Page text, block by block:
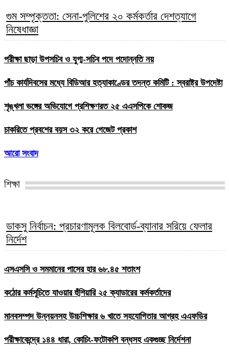
গুম সম্পৃক্ততা: সেনা-পুলিশের ২০ কর্মকর্তার দেশত্যাগে
নিষেধাজ্ঞা
পরীক্ষা ছাড়া উপসচিব ও যুগ্ম-সচিব পদে পদোন্নতি নয়
পাঁচ কার্যদিবসের মধ্যে বিডিআর হত্যাকাণ্ডের তদন্ত কমিটি : স্বরাষ্ট্র উপদেষ্টা
শৃঙ্খলা ভঙ্গের অভিযোগে প্রশিক্ষণরত ২৫ এএসপিকে শোকজ
চাকরিতে প্রবশের বয়স ৩২ করে গেজেট প্রকাশ
আরো সংবাদ
শিক্ষা
ডাকসু নির্বাচন: প্রচারণামূলক বিলবোর্ড-ব্যানার সরিয়ে ফেলার
নির্দেশ
এসএসসি ও সমমানের পাসের হার ৬৮.৪৫ শতাংশ
কঠোর কর্মসূচিতে যাওয়ার হুঁশিয়ারি ২৫ ক্যাডারের কর্মকর্তাদের
মানবসম্পদ উন্নয়নসহ উচ্চশিক্ষার ৬ খাতে সহযোগিতার আগ্রহ এএফডির
পরীক্ষাকেন্দ্রে ১৪৪ ধারা, কোচিং-ফটোকপি বন্ধসহ একগুচ্ছ নির্দেশনা